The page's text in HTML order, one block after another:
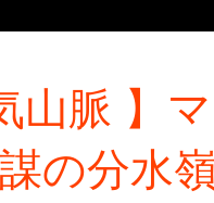
山脈 】
の分水